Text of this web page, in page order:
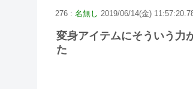
276 : 名無し 2019/06/14(金)
変身アイテムにそういう力
た